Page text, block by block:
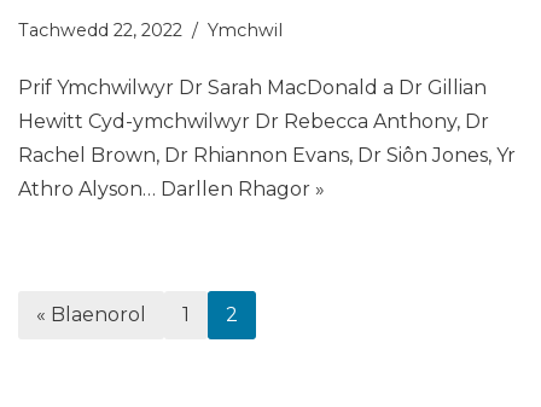
Tachwedd 22, 2022 Ymchwil
Prif Ymchwilwyr Dr Sarah MacDonald a Dr Gillian
Hewitt Cyd-ymchwilwyr Dr Rebecca Anthony, Dr
Rachel Brown, Dr Rhiannon Evans, Dr Siôn Jones, Yr
Athro Alyson… Darllen Rhagor »
« Blaenorol 1 2